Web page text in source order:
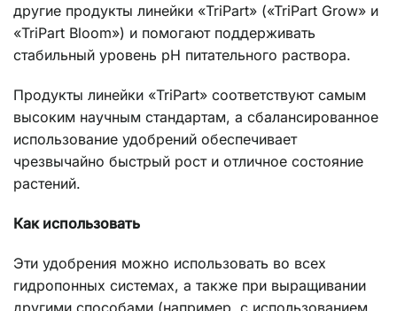
другие продукты линейки «TriPart» («TriPart Grow» и
«TriPart Bloom») и помогают поддерживать
стабильный уровень pH питательного раствора.
Продукты линейки «TriPart» соответствуют самым
высоким научным стандартам, а сбалансированное
использование удобрений обеспечивает
чрезвычайно быстрый рост и отличное состояние
растений.
Как использовать
Эти удобрения можно использовать во всех
гидропонных системах, а также при выращивании
другими способами (например, с использованием